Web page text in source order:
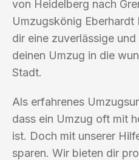
von Heidelberg nach
Umzugskönig
dir eine zuverlässige
deinen Umzug in die
Stadt.
Als erfahrenes
dass ein Umzug oft mit
ist. Doch mit unserer
sparen. Wir bieten dir